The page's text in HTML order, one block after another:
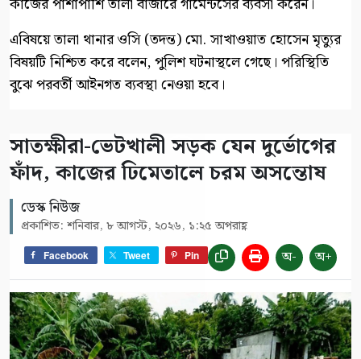
কাজের পাশাপাশি তালা বাজারে গার্মেন্টসের ব্যবসা করেন।
‎এবিষয়ে তালা থানার ওসি (তদন্ত) মো. সাখাওয়াত হোসেন মৃত্যুর
বিষয়টি নিশ্চিত করে বলেন, পুলিশ ঘটনাস্থলে গেছে। পরিস্থিতি
বুঝে পরবর্তী আইনগত ব্যবস্থা নেওয়া হবে।
সাতক্ষীরা-ভেটখালী সড়ক যেন দুর্ভোগের
ফাঁদ, কাজের ঢিমেতালে চরম অসন্তোষ
ডেস্ক নিউজ
প্রকাশিত: শনিবার, ৮ আগস্ট, ২০২৬, ১:২৫ অপরাহ্ণ
Facebook Tweet Pin অ- অ+